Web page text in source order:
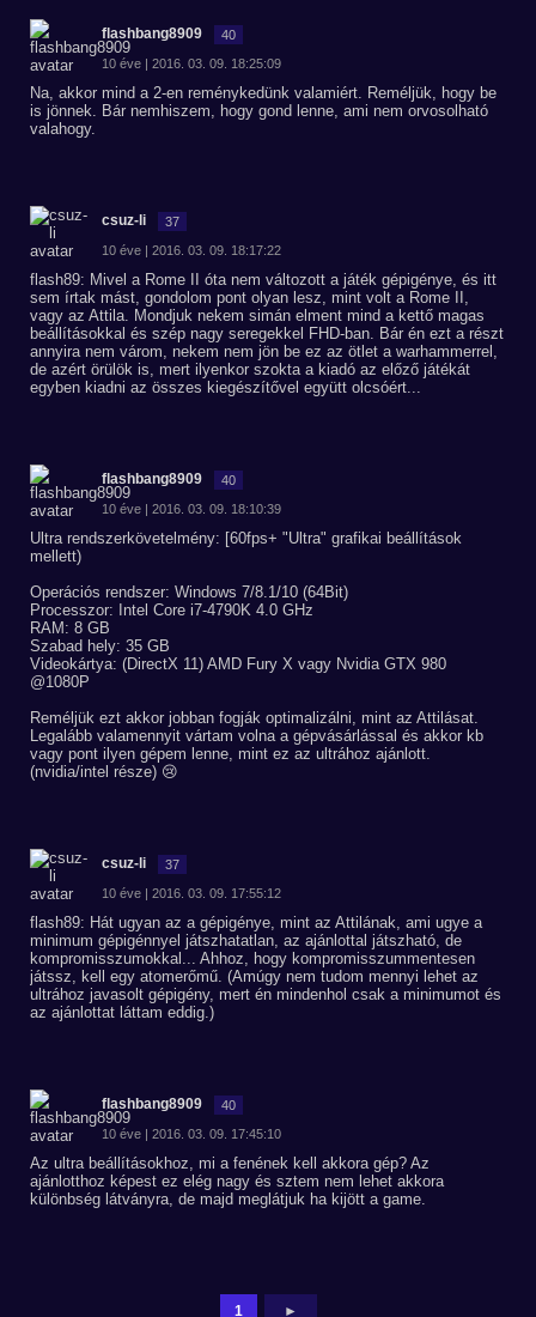
flashbang8909 40
10 éve | 2016. 03. 09. 18:25:09
Na, akkor mind a 2-en reménykedünk valamiért. Reméljük, hogy be
is jönnek. Bár nemhiszem, hogy gond lenne, ami nem orvosolható
valahogy.
csuz-li 37
10 éve | 2016. 03. 09. 18:17:22
flash89: Mivel a Rome II óta nem változott a játék gépigénye, és itt
sem írtak mást, gondolom pont olyan lesz, mint volt a Rome II,
vagy az Attila. Mondjuk nekem simán elment mind a kettő magas
beállításokkal és szép nagy seregekkel FHD-ban. Bár én ezt a részt
annyira nem várom, nekem nem jön be ez az ötlet a warhammerrel,
de azért örülök is, mert ilyenkor szokta a kiadó az előző játékát
egyben kiadni az összes kiegészítővel együtt olcsóért...
flashbang8909 40
10 éve | 2016. 03. 09. 18:10:39
Ultra rendszerkövetelmény: [60fps+ "Ultra" grafikai beállítások
mellett)
Operációs rendszer: Windows 7/8.1/10 (64Bit)
Processzor: Intel Core i7-4790K 4.0 GHz
RAM: 8 GB
Szabad hely: 35 GB
Videokártya: (DirectX 11) AMD Fury X vagy Nvidia GTX 980
@1080P
Reméljük ezt akkor jobban fogják optimalizálni, mint az Attilásat.
Legalább valamennyit vártam volna a gépvásárlással és akkor kb
vagy pont ilyen gépem lenne, mint ez az ultrához ajánlott.
(nvidia/intel része) 😢
csuz-li 37
10 éve | 2016. 03. 09. 17:55:12
flash89: Hát ugyan az a gépigénye, mint az Attilának, ami ugye a
minimum gépigénnyel játszhatatlan, az ajánlottal játszható, de
kompromisszumokkal... Ahhoz, hogy kompromisszummentesen
játssz, kell egy atomerőmű. (Amúgy nem tudom mennyi lehet az
ultrához javasolt gépigény, mert én mindenhol csak a minimumot és
az ajánlottat láttam eddig.)
flashbang8909 40
10 éve | 2016. 03. 09. 17:45:10
Az ultra beállításokhoz, mi a fenének kell akkora gép? Az
ajánlotthoz képest ez elég nagy és sztem nem lehet akkora
különbség látványra, de majd meglátjuk ha kijött a game.
1 ►